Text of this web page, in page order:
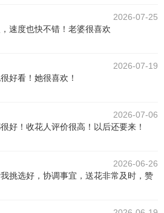
2026-07-25
速度也快不错！老婆很喜欢
2026-07-19
好看！她很喜欢！
2026-07-06
好！收花人评价很高！以后还要来！
2026-06-26
挑选好，协调事宜，送花非常及时，赞